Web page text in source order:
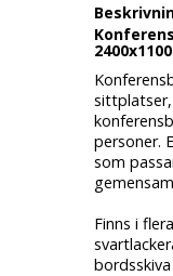
personer.
som
Finns i